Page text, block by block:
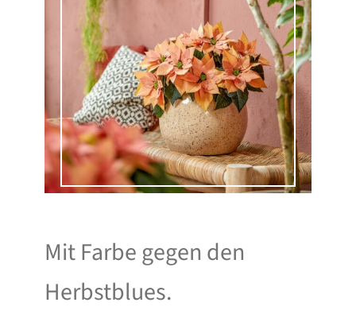
Mit Farbe gegen den
Herbstblues.